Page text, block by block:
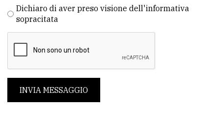
Dichiaro di aver preso visione dell'informativa
sopracitata
INVIA MESSAGGIO